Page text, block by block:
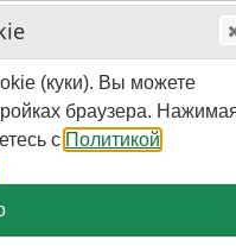
Акции
(куки). Вы можете
браузера.
с Политикой